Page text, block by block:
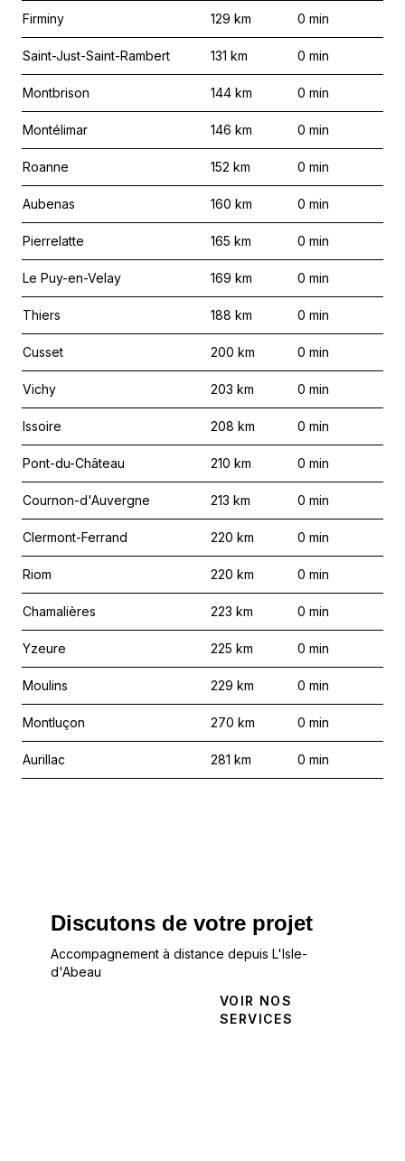
Firminy 129 km 0 min
Saint-Just-Saint-Rambert 131 km 0 min
Montbrison 144 km 0 min
Montélimar 146 km 0 min
Roanne 152 km 0 min
Aubenas 160 km 0 min
Pierrelatte 165 km 0 min
Le Puy-en-Velay 169 km 0 min
Thiers 188 km 0 min
Cusset 200 km 0 min
Vichy 203 km 0 min
Issoire 208 km 0 min
Pont-du-Château 210 km 0 min
Cournon-d'Auvergne 213 km 0 min
Clermont-Ferrand 220 km 0 min
Riom 220 km 0 min
Chamalières 223 km 0 min
Yzeure 225 km 0 min
Moulins 229 km 0 min
Montluçon 270 km 0 min
Aurillac 281 km 0 min
Discutons de votre projet
Accompagnement à distance depuis L'Isle-
d'Abeau
VOIR NOS
SERVICES